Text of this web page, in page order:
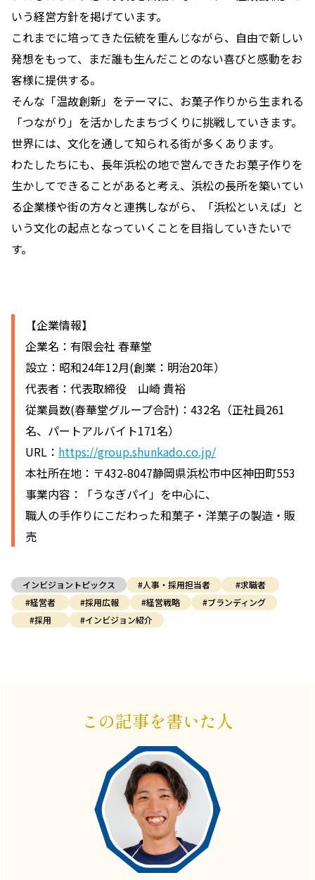
いう経営方針を掲げています。
これまでに培ってきた伝統を重んじながら、自由で新しい
発想をもって、まだ誰も生んだことのない喜びと感動をお
客様に提供する。
そんな「温故創新」をテーマに、お菓子作りから生まれる
「つながり」を活かしたまちづくりに挑戦していきます。
世界には、文化を通して知られる街が多くあります。
わたしたちにも、長年浜松の地で営んできたお菓子作りを
生かしてできることがあると考え、浜松の長所を築いてい
る企業様や街の方々と連携しながら、「浜松といえば」と
いう文化の起点となっていくことを目指していきたいで
す。
【企業情報】
企業名：有限会社 春華堂
設立：昭和24年12月(創業：明治20年）
代表者：代表取締役 山崎 貴裕
従業員数(春華堂グループ合計)：432名（正社員261
名、パートアルバイト171名）
URL： https://group.shunkado.co.jp/
本社所在地：〒432-8047静岡県浜松市中区神田町553
事業内容：「うなぎパイ」を中心に、
職人の手作りにこだわった和菓子・洋菓子の製造・販
売
インビジョントピックス #人事・採用担当者
#求職者
#経営者
#採用広報 #経営戦略
#ブランディング
#採用
#インビジョン紹介
この記事を書いた人